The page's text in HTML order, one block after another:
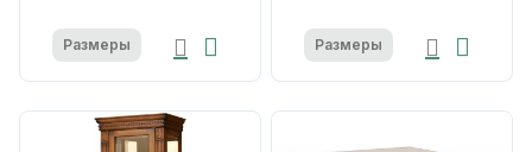
Размеры Размеры